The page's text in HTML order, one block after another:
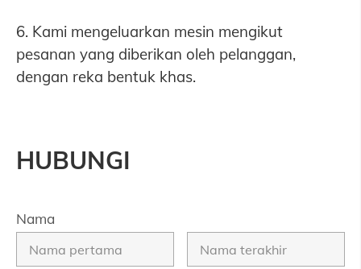
6. Kami mengeluarkan mesin mengikut
pesanan yang diberikan oleh pelanggan,
dengan reka bentuk khas.
HUBUNGI
Nama